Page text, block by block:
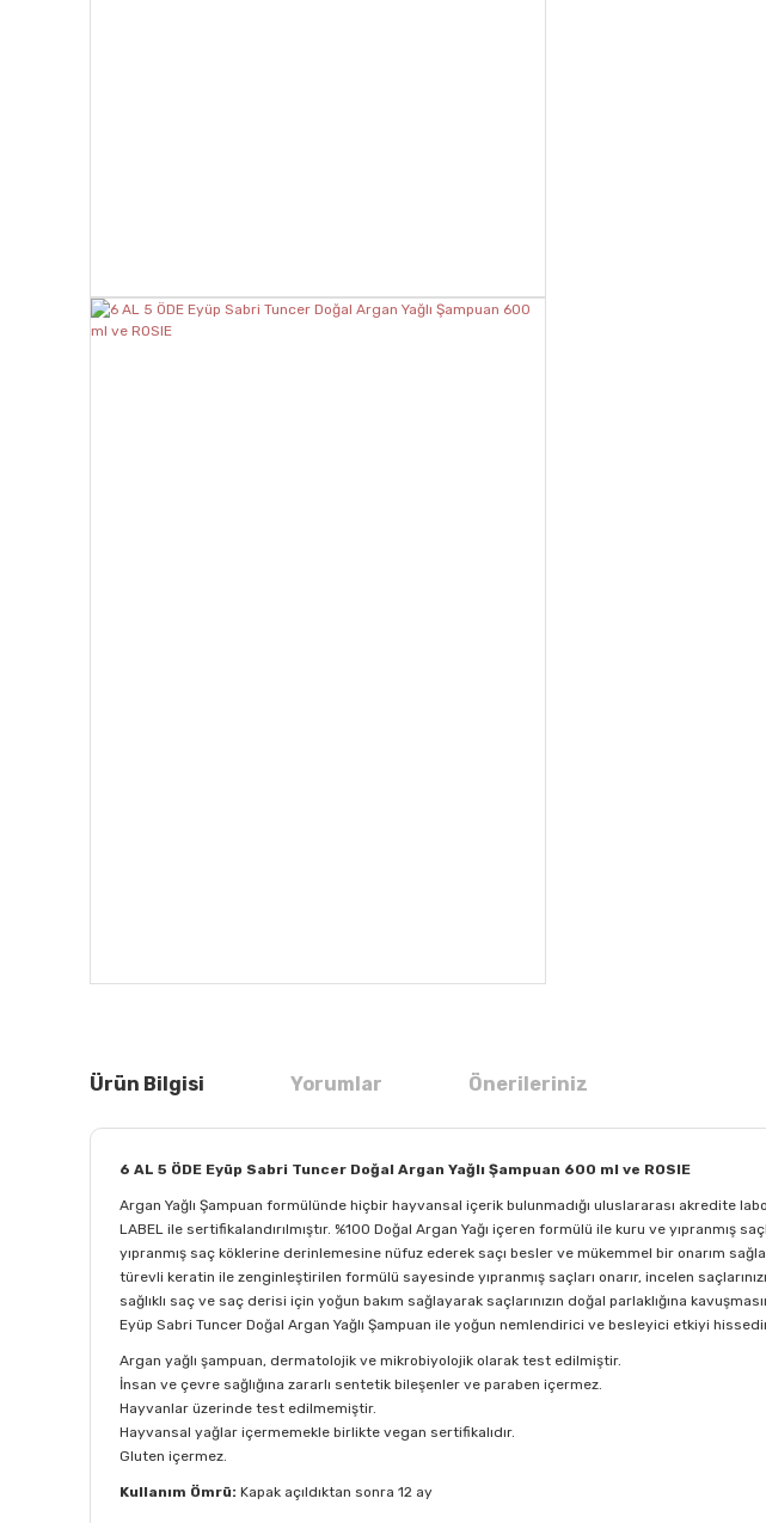
Ürün Bilgisi Yorumlar Önerileriniz
6 AL 5 ÖDE Eyüp Sabri Tuncer Doğal Argan Yağlı Şampuan 600 ml ve ROSIE
Argan Yağlı Şampuan formülünde hiçbir hayvansal içerik bulunmadığı uluslararası akredite
LABEL ile sertifikalandırılmıştır. %100 Doğal Argan Yağı içeren formülü ile kuru ve yıpranmış
yıpranmış saç köklerine derinlemesine nüfuz ederek saçı besler ve mükemmel bir onarım
türevli keratin ile zenginleştirilen formülü sayesinde yıpranmış saçları onarır, incelen
sağlıklı saç ve saç derisi için yoğun bakım sağlayarak saçlarınızın doğal parlaklığına
Eyüp Sabri Tuncer Doğal Argan Yağlı Şampuan ile yoğun nemlendirici ve besleyici etkiyi
Argan yağlı şampuan, dermatolojik ve mikrobiyolojik olarak test edilmiştir.
İnsan ve çevre sağlığına zararlı sentetik bileşenler ve paraben içermez.
Hayvanlar üzerinde test edilmemiştir.
Hayvansal yağlar içermemekle birlikte vegan sertifikalıdır.
Gluten içermez.
Kullanım Ömrü: Kapak açıldıktan sonra 12 ay